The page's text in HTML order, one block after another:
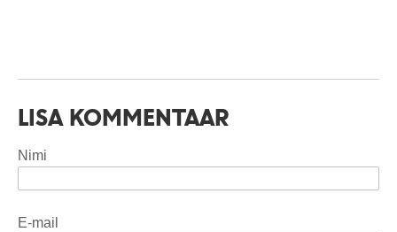
LISA KOMMENTAAR
Nimi
E-mail